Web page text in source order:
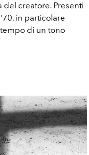
creatore. Presenti
in particolare
di un tono